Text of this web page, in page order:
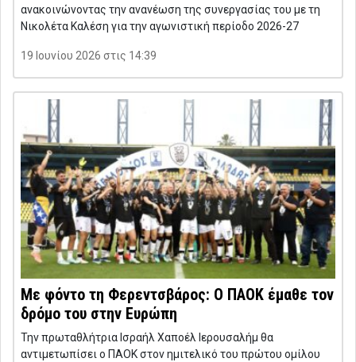
ανακοινώνοντας την ανανέωση της συνεργασίας του με τη
Νικολέτα Καλέση για την αγωνιστική περίοδο 2026-27
19 Ιουνίου 2026 στις 14:39
Με φόντο τη Φερεντσβάρος: Ο ΠΑΟΚ έμαθε τον
δρόμο του στην Ευρώπη
Την πρωταθλήτρια Ισραήλ Χαποέλ Ιερουσαλήμ θα
αντιμετωπίσει ο ΠΑΟΚ στον ημιτελικό του πρώτου ομίλου